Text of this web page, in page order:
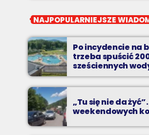
Twój wybór, Twoje
Niedziele od 14 do 16
Zadzwoń do nas, wybierz jedną z
muzycznych propozycji i pozdrów
żywo w Radiu BIELSKO.
NAJPOPULARNIEJSZE
Po incydencie na
trzeba spuścić
sześciennych
„Ogromne koszty
praca”
„Tu się nie da
weekendowych